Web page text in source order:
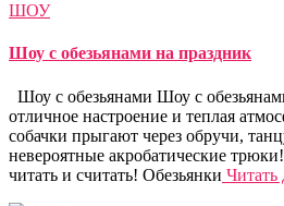
ШОУ
Шоу с обезьянами на праздник
Шоу с обезьянами Шоу с
отличное настроение и теплая
собачки прыгают через обручи,
невероятные акробатические
читать и считать! Обезьянки Читать